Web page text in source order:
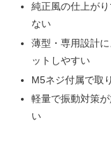
純正風の仕上が
ない
薄型・専用設計
ットしやすい
M5ネジ付属で取
軽量で振動対策
い